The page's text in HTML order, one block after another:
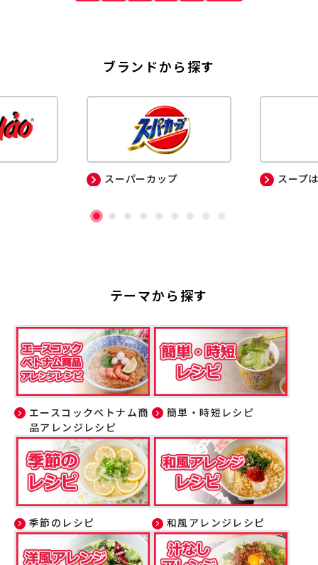
ブランドから探す
スーパーカップ スープ
テーマから探す
エースコックベトナム商
品アレンジレシピ
簡単・時短レシピ
季節のレシピ 和風アレンジレシピ